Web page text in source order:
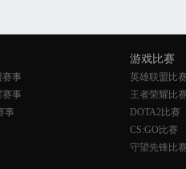
赛事
赛事
事
游戏比赛
英雄联盟比赛
王者荣耀比赛
DOTA2比赛
CS:GO比赛
守望先锋比赛